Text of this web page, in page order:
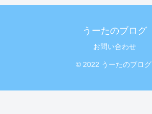
うーたのブログ
お問い合わせ
© 2022 うーたのブログ.